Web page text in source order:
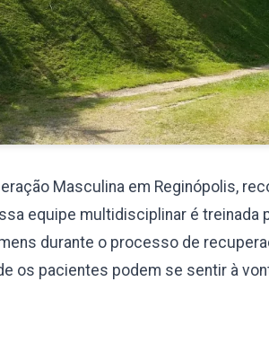
Masculina em Reginópolis,
equipe multidisciplinar é treinada
durante o processo de
os pacientes podem se sentir à